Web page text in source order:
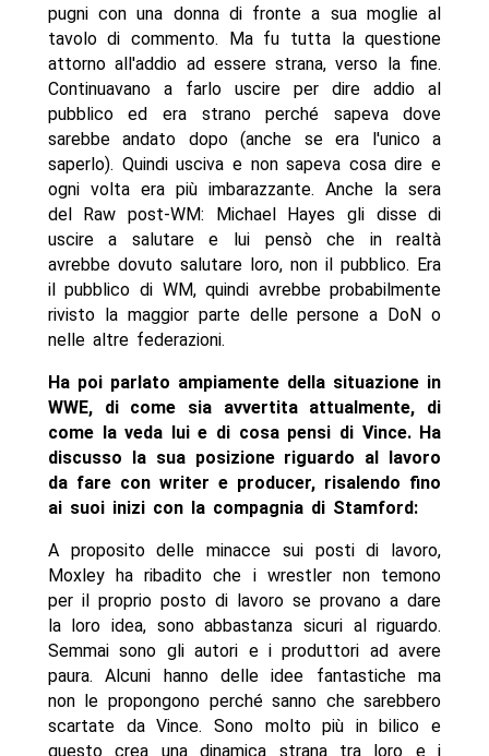
pugni con una donna di fronte a sua moglie al
tavolo di commento. Ma fu tutta la questione
attorno all'addio ad essere strana, verso la fine.
Continuavano a farlo uscire per dire addio al
pubblico ed era strano perché sapeva dove
sarebbe andato dopo (anche se era l'unico a
saperlo). Quindi usciva e non sapeva cosa dire e
ogni volta era più imbarazzante. Anche la sera
del Raw post-WM: Michael Hayes gli disse di
uscire a salutare e lui pensò che in realtà
avrebbe dovuto salutare loro, non il pubblico. Era
il pubblico di WM, quindi avrebbe probabilmente
rivisto la maggior parte delle persone a DoN o
nelle altre federazioni.
Ha poi parlato ampiamente della situazione in
WWE, di come sia avvertita attualmente, di
come la veda lui e di cosa pensi di Vince. Ha
discusso la sua posizione riguardo al lavoro
da fare con writer e producer, risalendo fino
ai suoi inizi con la compagnia di Stamford:
A proposito delle minacce sui posti di lavoro,
Moxley ha ribadito che i wrestler non temono
per il proprio posto di lavoro se provano a dare
la loro idea, sono abbastanza sicuri al riguardo.
Semmai sono gli autori e i produttori ad avere
paura. Alcuni hanno delle idee fantastiche ma
non le propongono perché sanno che sarebbero
scartate da Vince. Sono molto più in bilico e
questo crea una dinamica strana tra loro e i